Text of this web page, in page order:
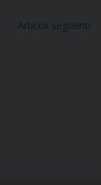
Articoli seguenti